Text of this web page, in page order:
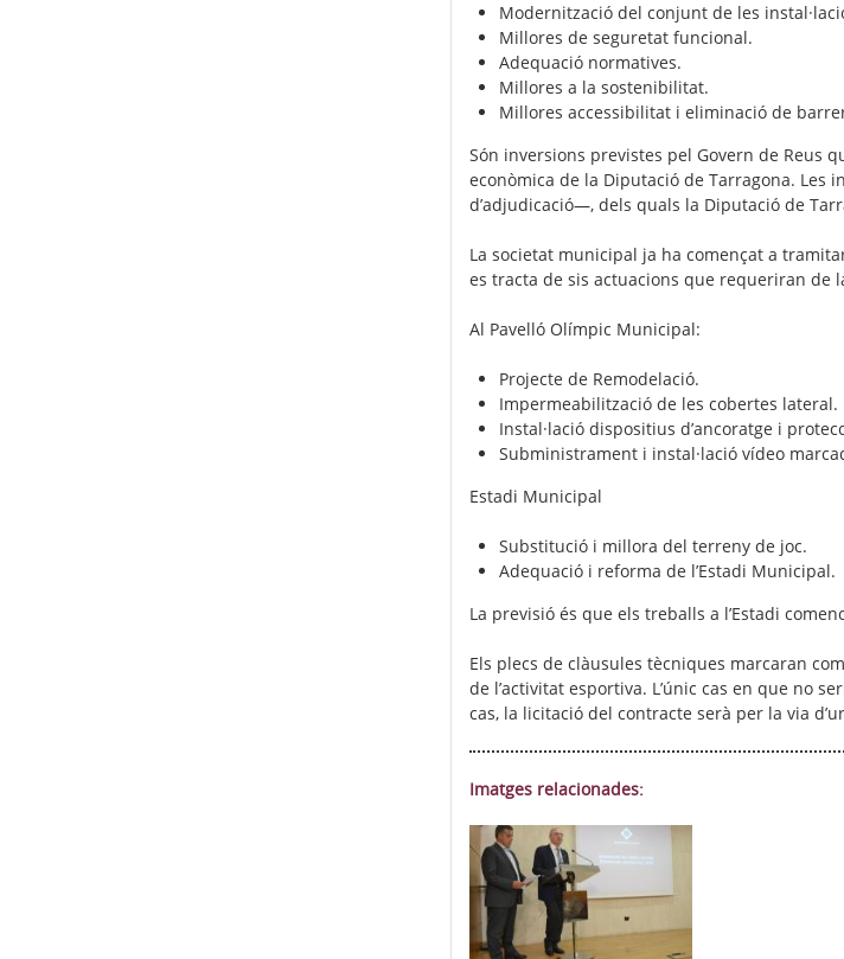
Modernització del conjunt de les
Millores de seguretat funcional.
Adequació normatives.
Millores a la sostenibilitat.
Millores accessibilitat i eliminació de
Són inversions previstes pel Govern de Reus
econòmica de la Diputació de Tarragona. Les
d’adjudicació—, dels quals la Diputació de
La societat municipal ja ha començat a
es tracta de sis actuacions que requeriran de
Al Pavelló Olímpic Municipal:
Projecte de Remodelació.
Impermeabilització de les cobertes lateral.
Instal·lació dispositius d’ancoratge i
Subministrament i instal·lació vídeo
Estadi Municipal
Substitució i millora del terreny de joc.
Adequació i reforma de l’Estadi Municipal.
La previsió és que els treballs a l’Estadi
Els plecs de clàusules tècniques marcaran
de l’activitat esportiva. L’únic cas en que no
cas, la licitació del contracte serà per la via
Imatges relacionades: